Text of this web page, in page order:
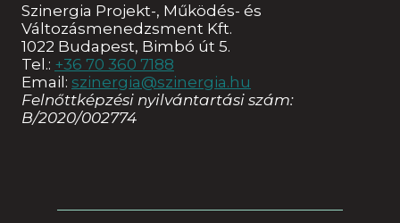
Szinergia Projekt-, Működés- és
Változásmenedzsment Kft.
1022 Budapest, Bimbó út 5.
Tel.: +36 70 360 7188
Email: szinergia@szinergia.hu
Felnőttképzési nyilvántartási szám:
B/2020/002774